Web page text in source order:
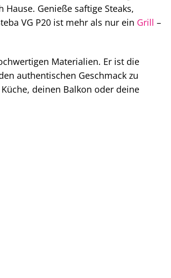
Genieße saftige Steaks,
VG P20 ist mehr als nur ein Grill –
Materialien. Er ist die
authentischen Geschmack zu
deinen Balkon oder deine